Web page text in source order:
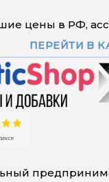
цены в РФ,
ПЕРЕЙТИ В